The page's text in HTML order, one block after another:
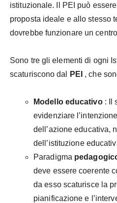
istituzionale. Il PEI può
proposta ideale e allo stesso
dovrebbe funzionare un
Sono tre gli elementi di ogni
scaturiscono dal
PEI , che
Modello educativo: Il
evidenziare
dell’azione educativa,
dell’istituzione
Paradigma
deve essere coerente
da esso scaturisce la
pianificazione e